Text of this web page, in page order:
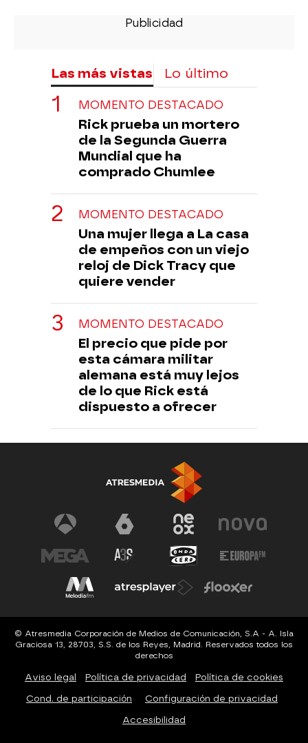
Las más vistas Lo último
MOMENTO DESTACADO
Rick prueba un mortero
de la Segunda Guerra
Mundial que ha
comprado Chumlee
MOMENTO DESTACADO
Una mujer llega a La casa
de empeños con un viejo
reloj de Dick Tracy que
quiere vender
MOMENTO DESTACADO
El precio que pide por
esta cámara militar
alemana está muy lejos
de lo que Rick está
dispuesto a ofrecer
© Atresmedia Corporación de Medios de Comunicación, S.A - A. Isla
Graciosa 13, 28703, S.S. de los Reyes, Madrid. Reservados todos los
derechos
Aviso legal Política de privacidad Política de cookies
Cond. de participación Configuración de privacidad
Accesibilidad